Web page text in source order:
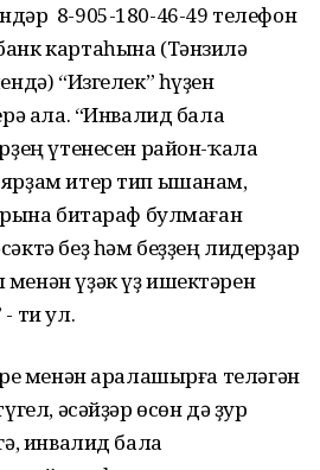
8-905-180-46-49 телефон
картаһына (Тәнзилә
“Изгелек” һүҙен
ала. “Инвалид бала
үтенесен район-ҡала
итер тип ышанам,
битараф булмаған
беҙ һәм беҙҙең лидерҙар
үҙәк үҙ ишектәрен
ти ул.
менән аралашырға теләгән
әсәйҙәр өсөн дә ҙур
инвалид бала